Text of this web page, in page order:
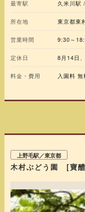
最寄駅
久米川駅
所在地 東京都東
営業時間 9:30～
定休日 8月14日
料金・費用 入園料 無
上野毛駅／東京都
木村ぶどう園 [寶